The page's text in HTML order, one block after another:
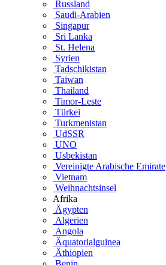
Russland
Saudi-Arabien
Singapur
Sri Lanka
St. Helena
Syrien
Tadschikistan
Taiwan
Thailand
Timor-Leste
Türkei
Turkmenistan
UdSSR
UNO
Usbekistan
Vereinigte Arabische Emirate
Vietnam
Weihnachtsinsel
Afrika
Ägypten
Algerien
Angola
Äquatorialguinea
Äthiopien